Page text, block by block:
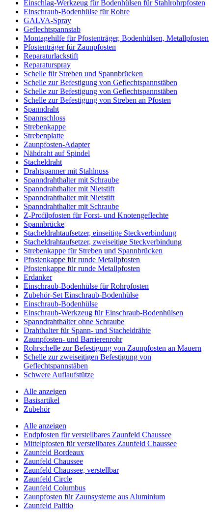
Einschlag-Werkzeug für Bodenhülsen für Stahlrohrpfosten
Einschraub-Bodenhülse für Rohre
GALVA-Spray
Geflechtspannstab
Montagehilfe für Pfostenträger, Bodenhülsen, Metallpfosten
Pfostenträger für Zaunpfosten
Reparaturlackstift
Reparaturspray
Schelle für Streben und Spannbrücken
Schelle zur Befestigung von Geflechtspannstäben
Schelle zur Befestigung von Geflechtspannstäben
Schelle zur Befestigung von Streben an Pfosten
Spanndraht
Spannschloss
Strebenkappe
Strebenplatte
Zaunpfosten-Adapter
Nähdraht auf Spindel
Stacheldraht
Drahtspanner mit Stahlnuss
Spanndrahthalter mit Schraube
Spanndrahthalter mit Nietstift
Spanndrahthalter mit Nietstift
Spanndrahthalter mit Schraube
Z-Profilpfosten für Forst- und Knotengeflechte
Spannbrücke
Stacheldrahtaufsetzer, einseitige Steckverbindung
Stacheldrahtaufsetzer, zweiseitige Steckverbindung
Strebenkappe für Streben und Spannbrücken
Pfostenkappe für runde Metallpfosten
Pfostenkappe für runde Metallpfosten
Erdanker
Einschraub-Bodenhülse für Rohrpfosten
Zubehör-Set Einschraub-Bodenhülse
Einschraub-Bodenhülse
Einschraub-Werkzeug für Einschraub-Bodenhülsen
Spanndrahthalter ohne Schraube
Drahthalter für Spann- und Stacheldrähte
Zaunpfosten- und Barrierenrohr
Rohrschelle zur Befestigung von Zaunpfosten an Mauern
Schelle zur zweiseitigen Befestigung von
Geflechtspannstäben
Schwere Auflaufstütze
Alle anzeigen
Basisartikel
Zubehör
Alle anzeigen
Endpfosten für verstellbares Zaunfeld Chaussee
Mittelpfosten für verstellbares Zaunfeld Chaussee
Zaunfeld Bordeaux
Zaunfeld Chaussee
Zaunfeld Chaussee, verstellbar
Zaunfeld Circle
Zaunfeld Columbus
Zaunpfosten für Zaunsysteme aus Aluminium
Zaunfeld Palitio